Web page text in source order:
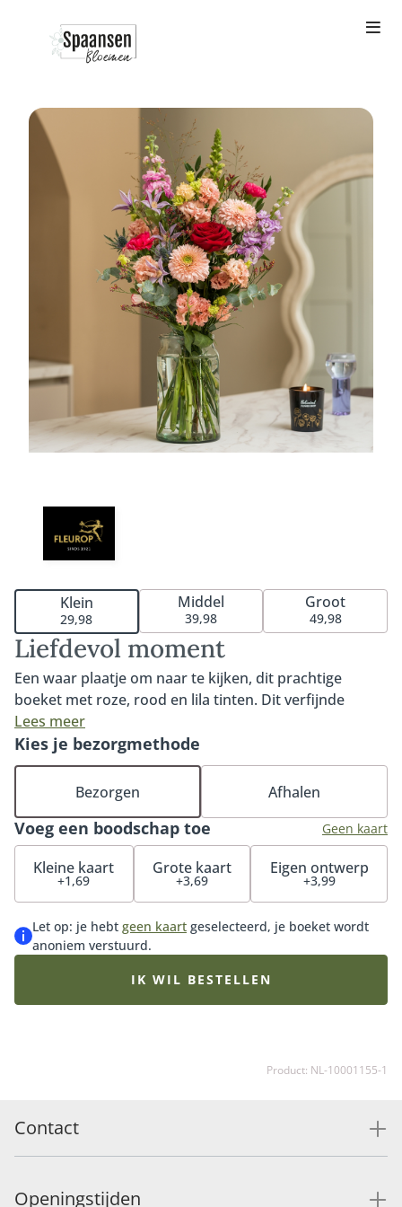
Liefdevol moment
Een waar plaatje om naar te kijken, dit prachtige
boeket met roze, rood en lila tinten. Dit verfijnde
boeket is de perfecte manier om jouw liefdevolle
boodschap over te brengen. Het boeket Liefdevol
moment wordt met liefde gemaakt door de lokale
vakbloemist en bevat de mooiste, dagverse
seizoensbloemen van dit moment. Tip: bestel direct
onze bijpassende vaas, onze heerlijke bonbons of
chocolade voor de ultieme verrassing.
Lees meer
Klein
29,98
Middel
39,98
Groot
49,98
Voeg een boodschap toe Geen kaart
Kleine kaart
+1,69
Grote kaart
+3,69
Eigen ontwerp
+3,99
Let op: je hebt geen kaart geselecteerd, je boeket wordt
anoniem verstuurd.
Kies je bezorgmethode
Bezorgen Afhalen
IK WIL BESTELLEN
Product: NL-10001155-1
Contact
Openingstijden